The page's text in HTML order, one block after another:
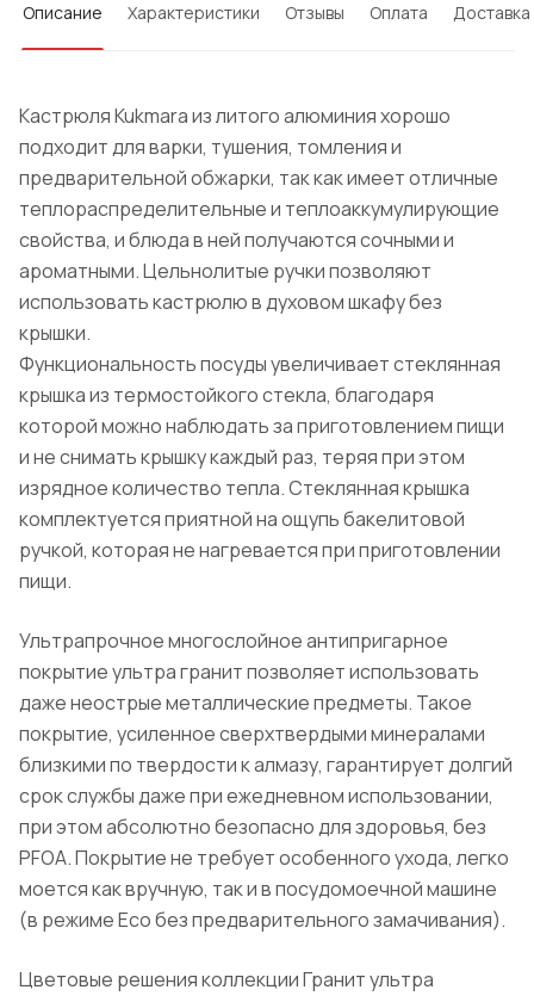
Описание Характеристики Отзывы Оплата Доставка
Кастрюля Kukmara из литого алюминия хорошо
подходит для варки, тушения, томления и
предварительной обжарки, так как имеет отличные
теплораспределительные и теплоаккумулирующие
свойства, и блюда в ней получаются сочными и
ароматными. Цельнолитые ручки позволяют
использовать кастрюлю в духовом шкафу без
крышки.
Функциональность посуды увеличивает стеклянная
крышка из термостойкого стекла, благодаря
которой можно наблюдать за приготовлением пищи
и не снимать крышку каждый раз, теряя при этом
изрядное количество тепла. Стеклянная крышка
комплектуется приятной на ощупь бакелитовой
ручкой, которая не нагревается при приготовлении
пищи.
Ультрапрочное многослойное антипригарное
покрытие ультра гранит позволяет использовать
даже неострые металлические предметы. Такое
покрытие, усиленное сверхтвердыми минералами
близкими по твердости к алмазу, гарантирует долгий
срок службы даже при ежедневном использовании,
при этом абсолютно безопасно для здоровья, без
PFOA. Покрытие не требует особенного ухода, легко
моется как вручную, так и в посудомоечной машине
(в режиме Eco без предварительного замачивания).
Цветовые решения коллекции Гранит ультра